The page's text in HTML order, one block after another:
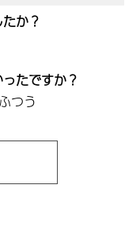
か？
たですか？
つう